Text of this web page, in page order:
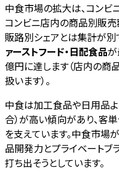
中食市場の拡大は、コンビ
コンビニ店内の商品別販売
販路別シェアとは集計が別
ァーストフード・日配食品
億円に達します（店内の商
扱います）。
中食は加工食品や日用品
合）が高い傾向があり、客
を支えています。中食市場
品開発力とプライベートブ
打ち出そうとしています。